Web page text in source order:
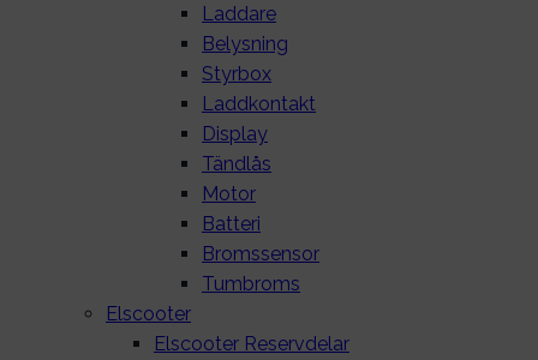
Laddare
Belysning
Styrbox
Laddkontakt
Display
Tändlås
Motor
Batteri
Bromssensor
Tumbroms
Elscooter
Elscooter Reservdelar